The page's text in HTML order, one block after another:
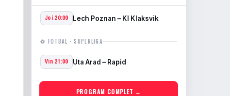
Joi 20:00 Lech Poznan – KI Klaksvik
⚽ FOTBAL · SUPERLIGA
Vin 21:00 Uta Arad – Rapid
PROGRAM COMPLET →